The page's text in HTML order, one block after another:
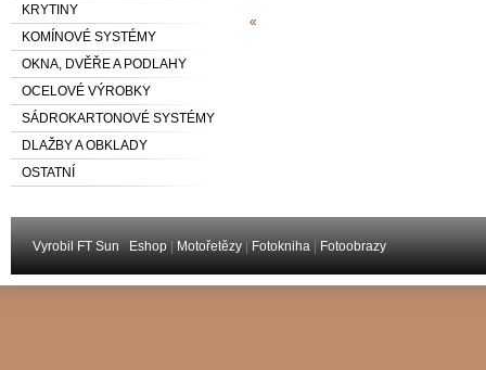
KRYTINY
KOMÍNOVÉ SYSTÉMY
OKNA, DVĚŘE A PODLAHY
OCELOVÉ VÝROBKY
SÁDROKARTONOVÉ SYSTÉMY
DLAŽBY A OBKLADY
OSTATNÍ
«
Vyrobil FT Sun Eshop | Motořetězy | Fotokniha | Fotoobrazy